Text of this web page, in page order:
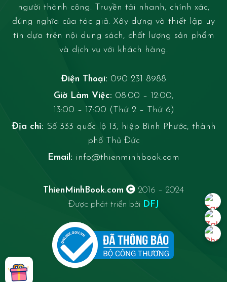
người thành công. Truyền tải nhanh, chính xác,
đúng nghĩa của tác giả. Xây dựng và thiết lập uy
tín dựa trên nội dung sách, chất lượng sản phẩm
và dịch vụ với khách hàng.
Điện Thoại: 090 231 8988
Giờ Làm Việc: 08:00 – 12:00,
13:00 – 17:00 (Thứ 2 – Thứ 6)
Địa chỉ: Số 333 quốc lộ 13, hiệp Bình Phước, thành
phố Thủ Đức
Email: info@thienminhbook.com
ThienMinhBook.com
2016 – 2024
Được phát triển bởi DFJ